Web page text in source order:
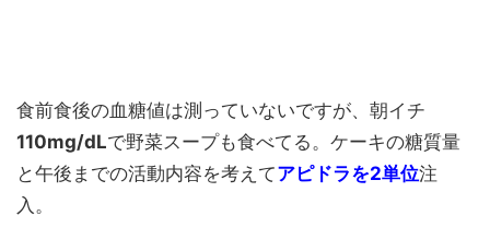
食前食後の血糖値は測っていないですが、朝イチ
110mg/dLで野菜スープも食べてる。ケーキの糖質量
と午後までの活動内容を考えてアピドラを2単位注
入。